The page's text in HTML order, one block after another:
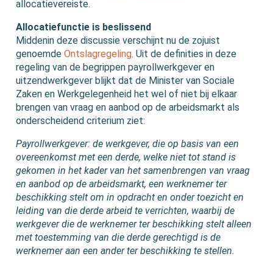
allocatievereiste.
Allocatiefunctie is beslissend
Middenin deze discussie verschijnt nu de zojuist
genoemdeOntslagregeling. Uit de definities in deze
regeling van de begrippen payrollwerkgever en
uitzendwerkgever blijkt dat de Minister van Sociale
Zaken en Werkgelegenheid het wel of niet bij elkaar
brengen van vraag en aanbod op de arbeidsmarkt als
onderscheidend criterium ziet:
Payrollwerkgever: de werkgever, die op basis van een
overeenkomst met een derde, welke niet tot stand is
gekomen in het kader van het samenbrengen van vraag
en aanbod op de arbeidsmarkt, een werknemer ter
beschikking stelt om in opdracht en onder toezicht en
leiding van die derde arbeid te verrichten, waarbij de
werkgever die de werknemer ter beschikking stelt alleen
met toestemming van die derde gerechtigd is de
werknemer aan een ander ter beschikking te stellen.